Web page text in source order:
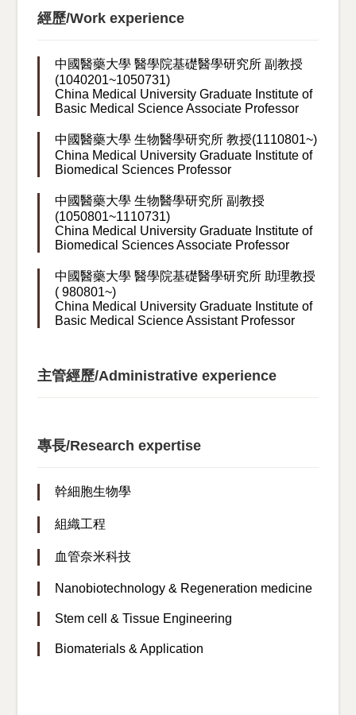
經歷/Work experience
中國醫藥大學 醫學院基礎醫學研究所 副教授
(1040201~1050731)
China Medical University Graduate Institute of
Basic Medical Science Associate Professor
中國醫藥大學 生物醫學研究所 教授(1110801~)
China Medical University Graduate Institute of
Biomedical Sciences Professor
中國醫藥大學 生物醫學研究所 副教授
(1050801~1110731)
China Medical University Graduate Institute of
Biomedical Sciences Associate Professor
中國醫藥大學 醫學院基礎醫學研究所 助理教授
( 980801~)
China Medical University Graduate Institute of
Basic Medical Science Assistant Professor
主管經歷/Administrative experience
專長/Research expertise
幹細胞生物學
組織工程
血管奈米科技
Nanobiotechnology & Regeneration medicine
Stem cell & Tissue Engineering
Biomaterials & Application